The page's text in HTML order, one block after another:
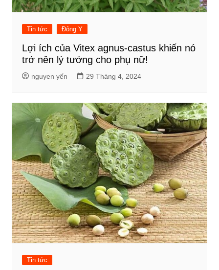
Tin tức Đông Y
Lợi ích của Vitex agnus-castus khiến nó
trở nên lý tưởng cho phụ nữ!
nguyen yến 29 Tháng 4, 2024
Tin tức